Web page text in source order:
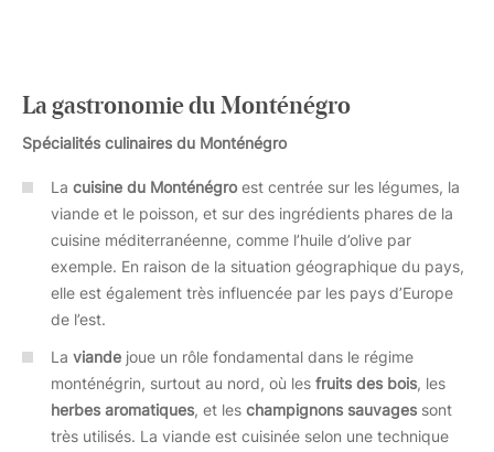
La gastronomie du Monténégro
Spécialités culinaires du Monténégro
La cuisine du Monténégro est centrée sur les légumes, la
viande et le poisson, et sur des ingrédients phares de la
cuisine méditerranéenne, comme l’huile d’olive par
exemple. En raison de la situation géographique du pays,
elle est également très influencée par les pays d’Europe
de l’est.
La viande joue un rôle fondamental dans le régime
monténégrin, surtout au nord, où les fruits des bois, les
herbes aromatiques, et les champignons sauvages sont
très utilisés. La viande est cuisinée selon une technique